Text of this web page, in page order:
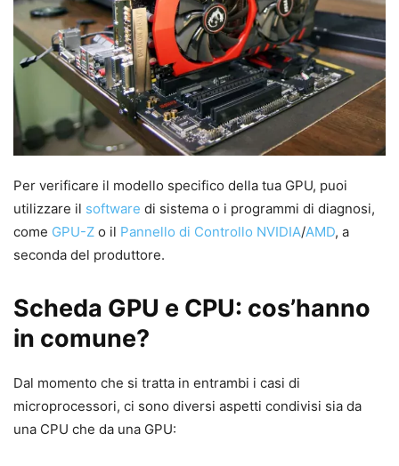
Per verificare il modello specifico della tua GPU, puoi
utilizzare il software di sistema o i programmi di diagnosi,
come GPU-Z o il Pannello di Controllo NVIDIA/AMD, a
seconda del produttore.
Scheda GPU e CPU: cos’hanno
in comune?
Dal momento che si tratta in entrambi i casi di
microprocessori, ci sono diversi aspetti condivisi sia da
una CPU che da una GPU: